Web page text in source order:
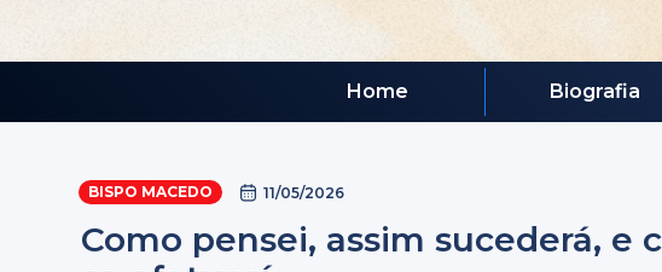
Home Biografia
BISPO MACEDO 11/05/2026
Como pensei, assim sucederá, e